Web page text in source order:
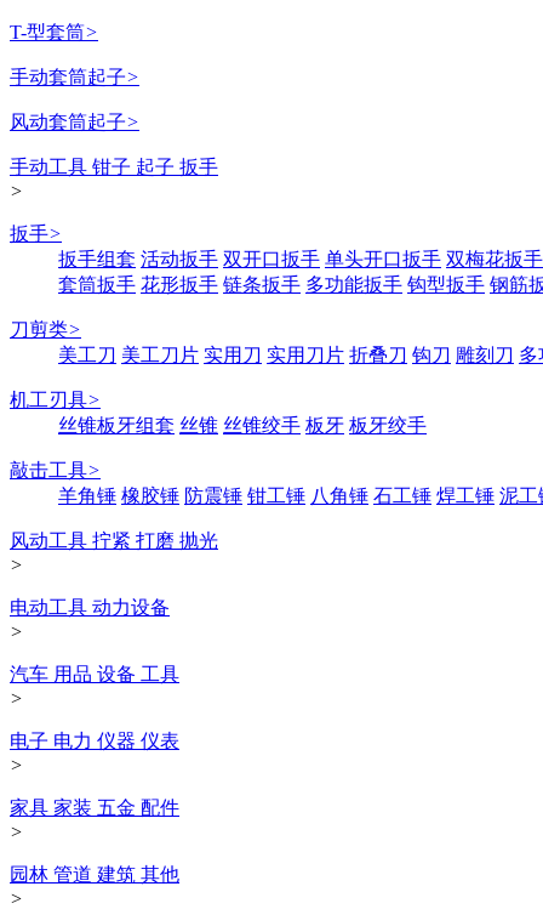
T-型套筒>
手动套筒起子>
风动套筒起子>
手动工具 钳子 起子 扳手
>
扳手>
扳手组套 活动扳手 双开口扳手 单头开口扳手 双梅花扳手
套筒扳手 花形扳手 链条扳手 多功能扳手 钩型扳手 钢筋
刀剪类>
美工刀 美工刀片 实用刀 实用刀片 折叠刀 钩刀 雕刻刀 多
机工刃具>
丝锥板牙组套 丝锥 丝锥绞手 板牙 板牙绞手
敲击工具>
羊角锤 橡胶锤 防震锤 钳工锤 八角锤 石工锤 焊工锤 泥工
风动工具 拧紧 打磨 抛光
>
电动工具 动力设备
>
汽车 用品 设备 工具
>
电子 电力 仪器 仪表
>
家具 家装 五金 配件
>
园林 管道 建筑 其他
>